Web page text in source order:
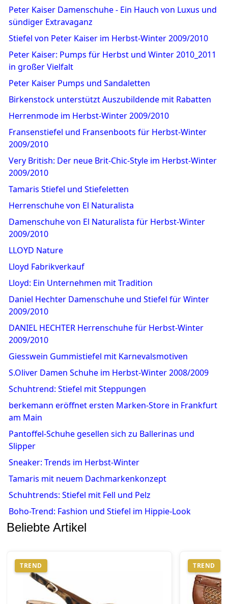
Peter Kaiser Damenschuhe - Ein Hauch von Luxus und
sündiger Extravaganz
Stiefel von Peter Kaiser im Herbst-Winter 2009/2010
Peter Kaiser: Pumps für Herbst und Winter 2010_2011
in großer Vielfalt
Peter Kaiser Pumps und Sandaletten
Birkenstock unterstützt Auszubildende mit Rabatten
Herrenmode im Herbst-Winter 2009/2010
Fransenstiefel und Fransenboots für Herbst-Winter
2009/2010
Very British: Der neue Brit-Chic-Style im Herbst-Winter
2009/2010
Tamaris Stiefel und Stiefeletten
Herrenschuhe von El Naturalista
Damenschuhe von El Naturalista für Herbst-Winter
2009/2010
LLOYD Nature
Lloyd Fabrikverkauf
Lloyd: Ein Unternehmen mit Tradition
Daniel Hechter Damenschuhe und Stiefel für Winter
2009/2010
DANIEL HECHTER Herrenschuhe für Herbst-Winter
2009/2010
Giesswein Gummistiefel mit Karnevalsmotiven
S.Oliver Damen Schuhe im Herbst-Winter 2008/2009
Schuhtrend: Stiefel mit Steppungen
berkemann eröffnet ersten Marken-Store in Frankfurt
am Main
Pantoffel-Schuhe gesellen sich zu Ballerinas und
Slipper
Sneaker: Trends im Herbst-Winter
Tamaris mit neuem Dachmarkenkonzept
Schuhtrends: Stiefel mit Fell und Pelz
Boho-Trend: Fashion und Stiefel im Hippie-Look
Beliebte Artikel
TREND TREND